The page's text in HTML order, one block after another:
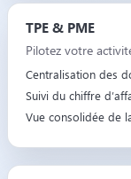
TPE & PME
Pilotez votre
Centralisation des
Suivi du chiffre
Vue consolidée de